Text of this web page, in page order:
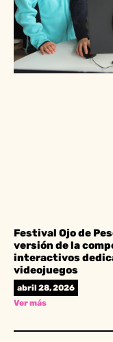
Festival Ojo de
versión de la
interactivos
videojuegos
abril 28, 2026
Ver más